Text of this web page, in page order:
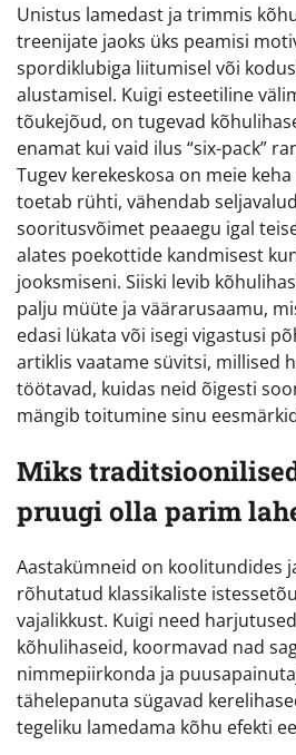
Unistus lamedast ja trimmis
treenijate jaoks üks peamisi
spordiklubiga liitumisel või
alustamisel. Kuigi esteetiline
tõukejõud, on tugevad
enamat kui vaid ilus “six-pack”
Tugev kerekeskosa on meie
toetab rühti, vähendab
sooritusvõimet peaaegu igal
alates poekottide kandmisest
jooksmiseni. Siiski levib
palju müüte ja väärarusaamu,
edasi lükata või isegi vigastusi
artiklis vaatame süvitsi, millised
töötavad, kuidas neid õigesti
mängib toitumine sinu
Miks
pruugi olla parim
Aastakümneid on koolitundides
rõhutatud klassikaliste
vajalikkust. Kuigi need
kõhulihaseid, koormavad nad
nimmepiirkonda ja
tähelepanuta sügavad
tegeliku lamedama kõhu efekti